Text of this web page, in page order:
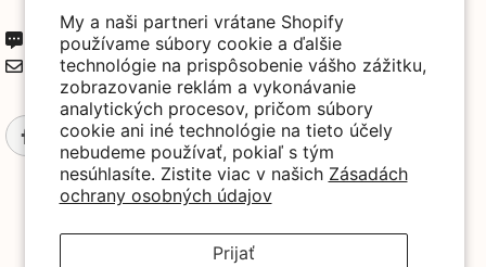
My a naši partneri vrátane Shopify
používame súbory cookie a ďalšie
technológie na prispôsobenie vášho zážitku,
zobrazovanie reklám a vykonávanie
analytických procesov, pričom súbory
cookie ani iné technológie na tieto účely
nebudeme používať, pokiaľ s tým
nesúhlasíte. Zistite viac v našich Zásadách
ochrany osobných údajov
Prijať
50-139 Vroclav, Poľsko
+49 3221 224 3801
kontakt@biogo.de